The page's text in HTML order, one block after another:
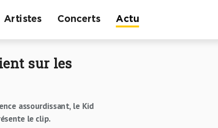
Artistes Concerts Actu
sur les
assourdissant, le Kid
le clip.